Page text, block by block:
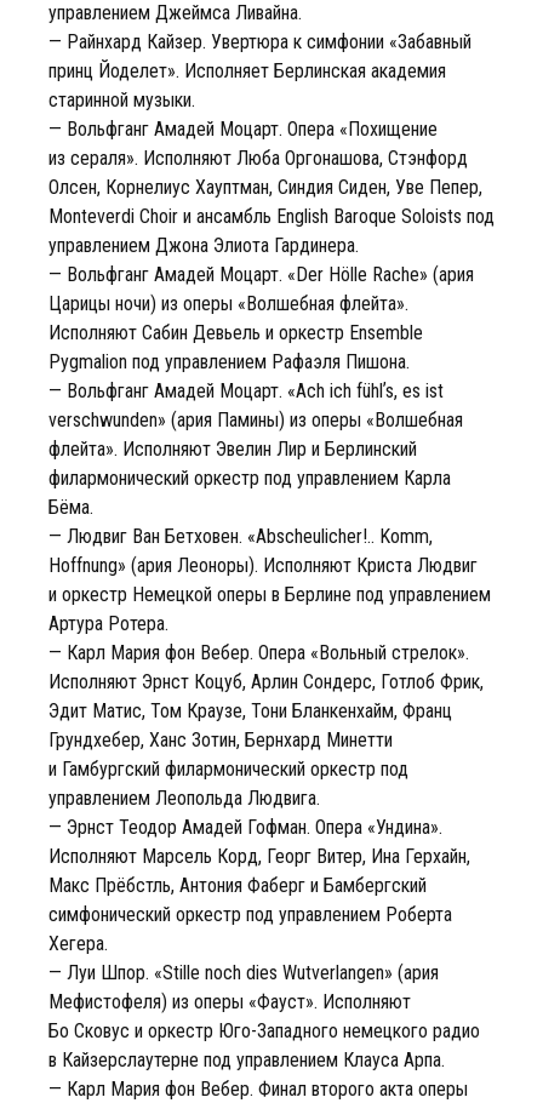
управлением Джеймса Ливайна.
— Райнхард Кайзер. Увертюра к симфонии «Забавный
принц Йоделет». Исполняет Берлинская академия
старинной музыки.
— Вольфганг Амадей Моцарт. Опера «Похищение
из сераля». Исполняют Люба Оргонашова, Стэнфорд
Олсен, Корнелиус Хауптман, Синдия Сиден, Уве Пепер,
Monteverdi Choir и ансамбль English Baroque Soloists под
управлением Джона Элиота Гардинера.
— Вольфганг Амадей Моцарт. «Der Hölle Rache» (ария
Царицы ночи) из оперы «Волшебная флейта».
Исполняют Сабин Девьель и оркестр Ensemble
Pygmalion под управлением Рафаэля Пишона.
— Вольфганг Амадей Моцарт. «Ach ich fühlʼs, es ist
verschwunden» (ария Памины) из оперы «Волшебная
флейта». Исполняют Эвелин Лир и Берлинский
филармонический оркестр под управлением Карла
Бёма.
— Людвиг Ван Бетховен. «Abscheulicher!.. Komm,
Hoffnung» (ария Леоноры). Исполняют Криста Людвиг
и оркестр Немецкой оперы в Берлине под управлением
Артура Ротера.
— Карл Мария фон Вебер. Опера «Вольный стрелок».
Исполняют Эрнст Коцуб, Арлин Сондерс, Готлоб Фрик,
Эдит Матис, Том Краузе, Тони Бланкенхайм, Франц
Грундхебер, Ханс Зотин, Бернхард Минетти
и Гамбургский филармонический оркестр под
управлением Леопольда Людвига.
— Эрнст Теодор Амадей Гофман. Опера «Ундина».
Исполняют Марсель Корд, Георг Витер, Ина Герхайн,
Макс Прёбстль, Антония Фаберг и Бамбергский
симфонический оркестр под управлением Роберта
Хегера.
— Луи Шпор. «Stille noch dies Wutverlangen» (ария
Мефистофеля) из оперы «Фауст». Исполняют
Бо Сковус и оркестр Юго-Западного немецкого радио
в Кайзерслаутерне под управлением Клауса Арпа.
— Карл Мария фон Вебер. Финал второго акта оперы